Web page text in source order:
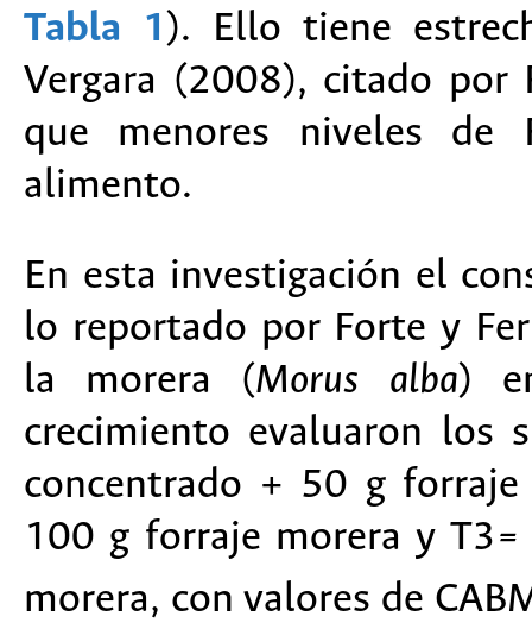
Tabla 1 ). Ello tiene
Vergara (2008), citado por
que menores niveles
alimento.
En esta investigación el
lo reportado por Forte y
la morera (Morus alba)
crecimiento evaluaron los
concentrado + 50 g
100 g forraje morera y
morera, con valores de